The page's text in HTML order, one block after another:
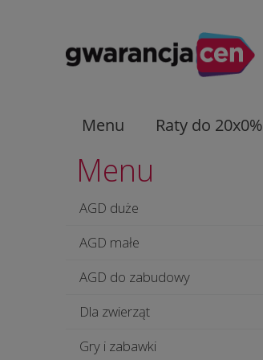
Menu Raty do 20x0%
Menu
AGD duże
AGD małe
AGD do zabudowy
Dla zwierząt
Gry i zabawki